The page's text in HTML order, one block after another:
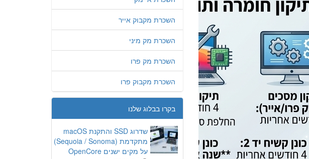
השכרת מקבוק אייר
השכרת מק מיני
השכרת מק פרו
השכרת מקבוק פרו
בקרו בבלוג שלנו
שדרוג SSD והתקנת macOS
מתקדמת (Sequoia / Sonoma)
על מקים ישנים OpenCore